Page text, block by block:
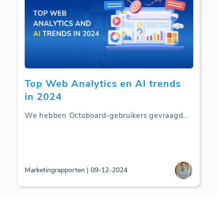
Top Web Analytics en AI trends
in 2024
We hebben Octoboard-gebruikers gevraagd...
Marketingrapporten | 09-12-2024